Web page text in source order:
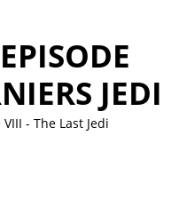
JEDI
- The Last Jedi